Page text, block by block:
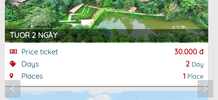
TUOR 2 NGÀY
Price ticket
30.000 đ
Days
2 Day
Places 1 Place